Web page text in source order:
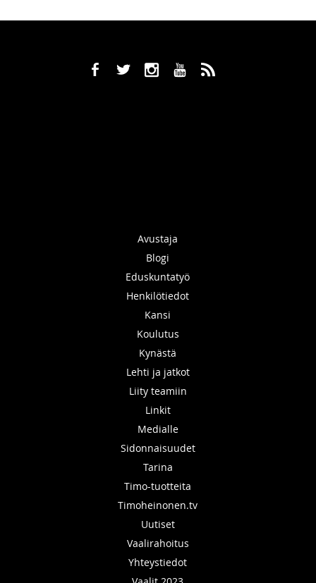
b a x r ,
Avustaja
Blogi
Eduskuntatyö
Henkilötiedot
Kansi
Koulutus
Kynästä
Lehti ja jatkot
Liity teamiin
Linkit
Medialle
Sidonnaisuudet
Tarina
Timo-tuotteita
Timoheinonen.tv
Uutiset
Vaalirahoitus
Yhteystiedot